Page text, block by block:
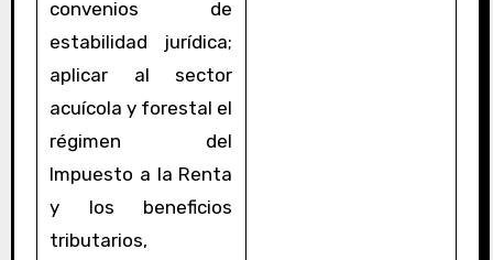
convenios de
estabilidad jurídica;
aplicar al sector
acuícola y forestal el
régimen del
Impuesto a la Renta
y los beneficios
tributarios,